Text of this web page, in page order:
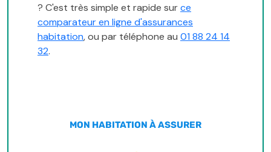
? C'est très simple et rapide surce
comparateur en ligne d'assurances
habitation, ou par téléphone au 01 88 24 14
32.